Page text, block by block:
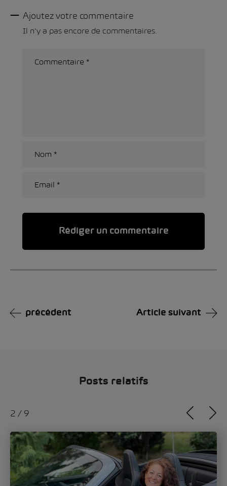
Ajoutez votre commentaire
Il n'y a pas encore de commentaires.
précédent Article suivant
Posts relatifs
2 / 9